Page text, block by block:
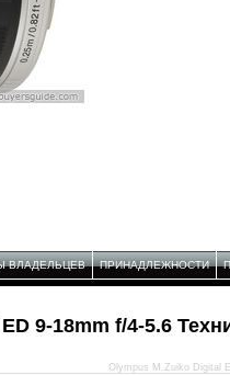
ВЛАДЕЛЬЦЕВ ПРИНАДЛЕЖНОСТИ
9-18mm f/4-5.6
Olympus M.Zuiko Digital